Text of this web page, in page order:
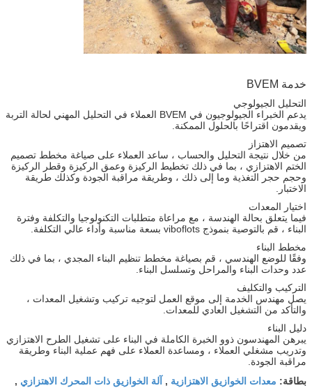
خدمة BVEM
التحليل الجيولوجي
يدعم الخبراء الجيولوجيون في BVEM العملاء في التحليل المهني لحالة التربة
ويقدمون اقتراحًا بالحلول الممكنة.
تصميم الاهتزاز
من خلال نتيجة التحليل والحساب ، ساعد العملاء على صياغة مخطط تصميم
الختم الاهتزازي ، بما في ذلك تخطيط الركيزة وعمق الركيزة وقطر الركيزة
وحجم حجر التغذية وما إلى ذلك ، وطريقة مراقبة الجودة وكذلك طريقة
الاختبار.
اختيار المعدات
فيما يتعلق بحالة الهندسة ، مع مراعاة متطلبات التكنولوجيا والتكلفة وفترة
البناء ، قم بالتوصية بنموذج viboflots بسعة مناسبة وأداء عالي التكلفة.
مخطط البناء
وفقًا للوضع الهندسي ، قم بصياغة مخطط تنظيم البناء المجدي ، بما في ذلك
عدد وحدات البناء والمراحل وتسلسل البناء.
التركيب والتكليف
يصل مهندس الخدمة إلى موقع العمل لتوجيه تركيب وتشغيل المعدات ،
والتأكد من التشغيل العادي للمعدات.
دليل البناء
يبرهن المهندسون ذوو الخبرة الكاملة في البناء على تشغيل الطرح الاهتزازي
وتدريب مشغلي العملاء ، ومساعدة العملاء على فهم عملية البناء وطريقة
مراقبة الجودة.
بطاقة: معدات الخوازيق الاهتزازية , آلة الخوازيق ذات المحرك الاهتزازي ,